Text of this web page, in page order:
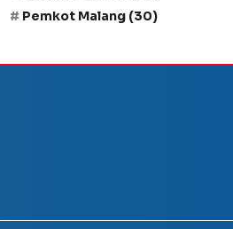
Pemkot Malang (30)